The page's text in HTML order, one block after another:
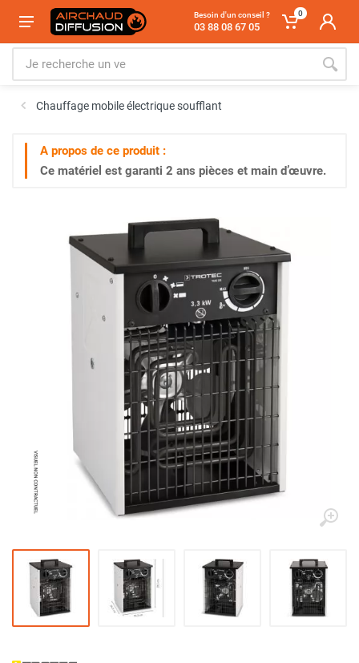
Besoin d'un conseil ?
03 88 08 67 05
0
Chauffage mobile électrique soufflant
A propos de ce produit :
Ce matériel est garanti 2 ans pièces et main d’œuvre.